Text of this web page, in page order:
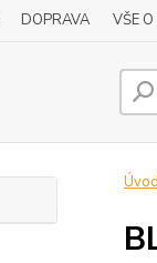
DOPRAVA VŠE
Úvod